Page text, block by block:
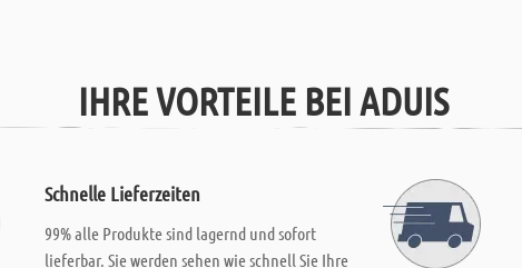
IHRE VORTEILE BEI ADUIS
Schnelle Lieferzeiten
99% alle Produkte sind lagernd und sofort
lieferbar. Sie werden sehen wie schnell Sie Ihre